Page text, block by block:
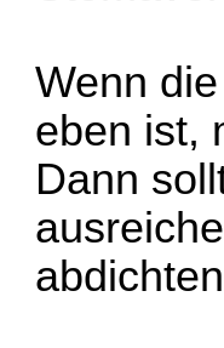
Wenn
eben ist,
Dann